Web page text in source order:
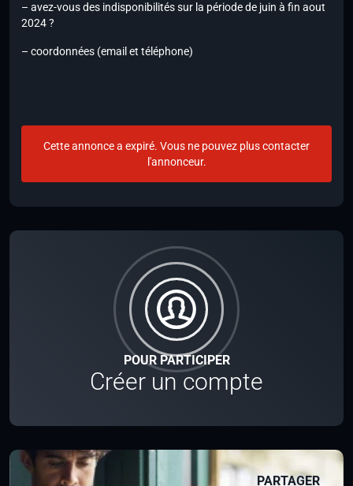
POUR PARTICIPER
Créer un compte
PARTAGER
– avez-vous des indisponibilités sur la période de juin à fin aout
2024 ?
– coordonnées (email et téléphone)
Cette annonce a expiré. Vous ne pouvez plus contacter
l'annonceur.